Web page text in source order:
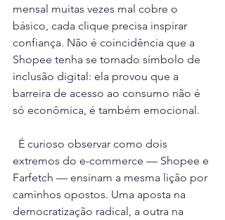
mensal muitas vezes mal cobre o
básico, cada clique precisa inspirar
confiança. Não é coincidência que a
Shopee tenha se tornado símbolo de
inclusão digital: ela provou que a
barreira de acesso ao consumo não é
só econômica, é também emocional.
É curioso observar como dois
extremos do e-commerce — Shopee e
Farfetch — ensinam a mesma lição por
caminhos opostos. Uma aposta na
democratização radical, a outra na